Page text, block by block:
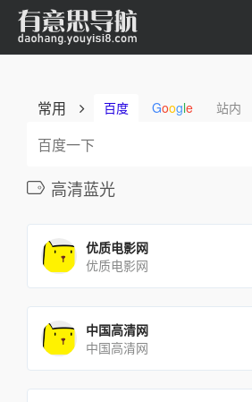
常用 百度 Google 站内
高清蓝光
优质电影网
优质电影网
中国高清网
中国高清网